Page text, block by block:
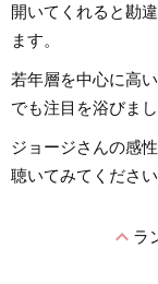
開いてくれると勘
ます。
若年層を中心に高
でも注目を浴びまし
ジョージさんの感
聴いてみてください
expand_lessラ